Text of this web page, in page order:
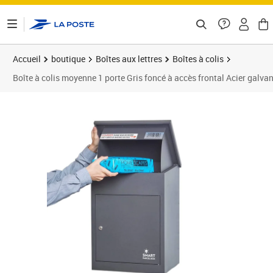
Accueil boutique Boîtes aux lettres
Boîtes à colis
Boîte à colis moyenne 1 porte Gris foncé à accès frontal Acier